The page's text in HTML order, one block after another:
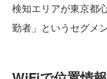
検知エリアが東京都
勤者」というセグメ